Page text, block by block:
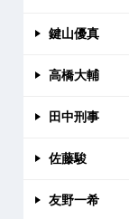
鍵山優真
高橋大輔
田中刑事
佐藤駿
友野一希